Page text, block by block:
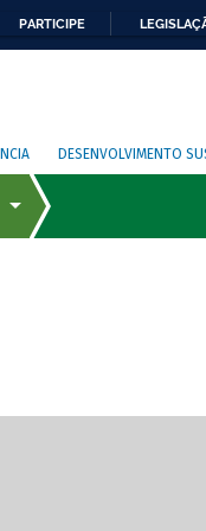
PARTICIPE
DESENVOLVIMENTO